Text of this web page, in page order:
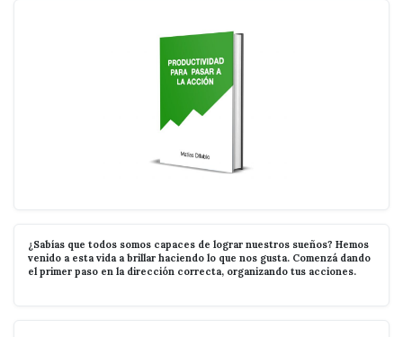
¿Sabías que todos somos capaces de lograr nuestros sueños? Hemos
venido a esta vida a brillar haciendo lo que nos gusta. Comenzá dando
el primer paso en la dirección correcta, organizando tus acciones.